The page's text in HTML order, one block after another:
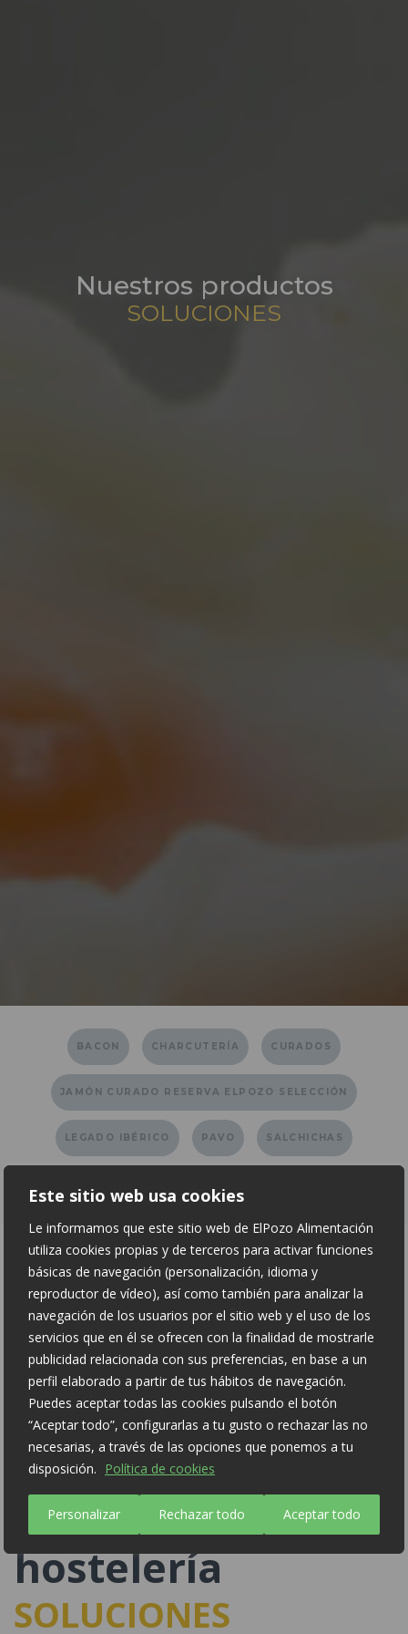
Este sitio web usa cookies
Le informamos que este sitio web de ElPozo Alimentación
utiliza cookies propias y de terceros para activar funciones
básicas de navegación (personalización, idioma y
reproductor de vídeo), así como también para analizar la
navegación de los usuarios por el sitio web y el uso de los
servicios que en él se ofrecen con la finalidad de mostrarle
publicidad relacionada con sus preferencias, en base a un
perfil elaborado a partir de tus hábitos de navegación.
Puedes aceptar todas las cookies pulsando el botón
“Aceptar todo”, configurarlas a tu gusto o rechazar las no
necesarias, a través de las opciones que ponemos a tu
disposición. Política de cookies
Personalizar Rechazar todo Aceptar todo
Nuestros productos
SOLUCIONES
BACON CHARCUTERÍA CURADOS
JAMÓN CURADO RESERVA ELPOZO SELECCIÓN
LEGADO IBÉRICO PAVO SALCHICHAS
Sin lactosa
Sin conservantes
Sin colorantes
Especial para
hostelería
SOLUCIONES